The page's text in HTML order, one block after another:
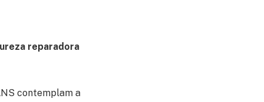
reparadora
contemplam a